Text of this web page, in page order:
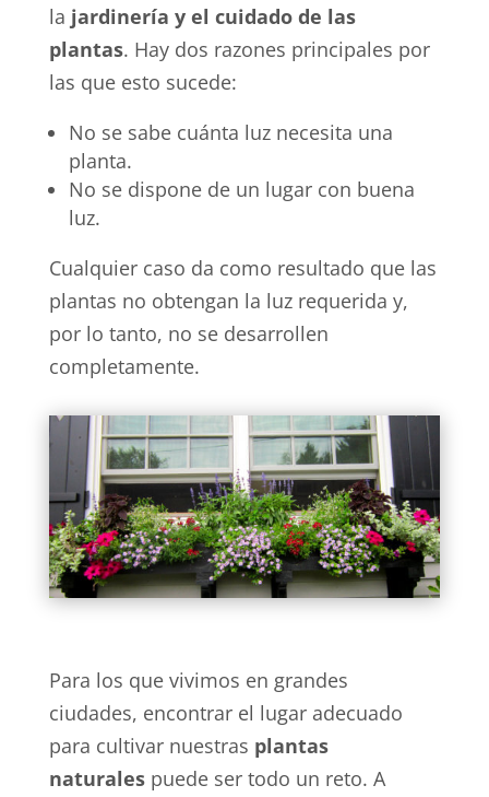
la jardinería y el cuidado de las
plantas. Hay dos razones principales por
las que esto sucede:
No se sabe cuánta luz necesita una
planta.
No se dispone de un lugar con buena
luz.
Cualquier caso da como resultado que las
plantas no obtengan la luz requerida y,
por lo tanto, no se desarrollen
completamente.
Para los que vivimos en grandes
ciudades, encontrar el lugar adecuado
para cultivar nuestras plantas
naturalespuede ser todo un reto. A